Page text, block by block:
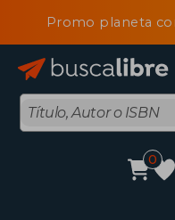
Promo planeta
0